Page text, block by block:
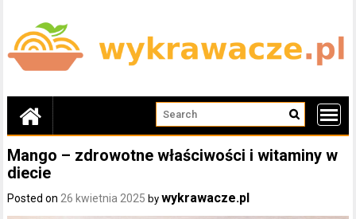
content
Mango – zdrowotne właściwości i witaminy w
diecie
Posted on 26 kwietnia 2025 bywykrawacze.pl